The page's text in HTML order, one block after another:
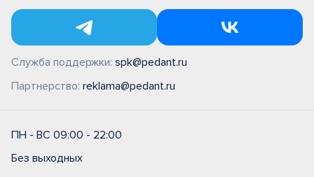
Служба поддержки: spk@pedant.ru
Партнерство: reklama@pedant.ru
ПН - ВС 09:00 - 22:00
Без выходных